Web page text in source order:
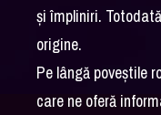
și împliniri.
origine.
Pe lângă poveștile
care ne oferă